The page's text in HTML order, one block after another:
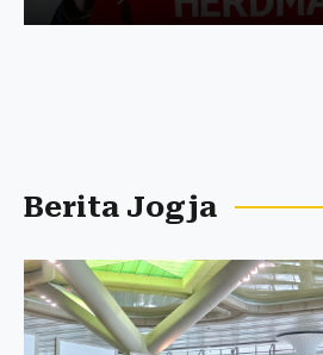
Berita Jogja